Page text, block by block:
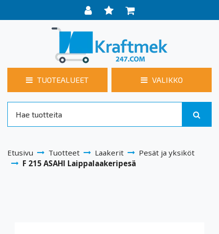
TUOTEALUEET VALIKKO
Etusivu Tuotteet Laakerit
Pesät ja yksiköt
F 215 ASAHI Laippalaakeripesä